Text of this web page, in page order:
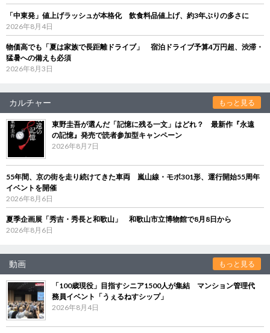
「中東発」値上げラッシュが本格化 飲食料品値上げ、約3年ぶりの多さに
2026年8月4日
物価高でも「夏は家族で長距離ドライブ」 宿泊ドライブ予算4万円超、渋滞・
猛暑への備えも必須
2026年8月3日
カルチャー もっと見る
東野圭吾が選んだ「記憶に残る一文」はどれ？ 最新作『永遠
の記憶』発売で読者参加型キャンペーン
2026年8月7日
55年間、京の街を走り続けてきた車両 嵐山線・モボ301形、運行開始55周年
イベントを開催
2026年8月6日
夏季企画展「秀吉・秀長と和歌山」 和歌山市立博物館で8月8日から
2026年8月6日
動画 もっと見る
「100歳現役」目指すシニア1500人が集結 マンション管理代
務員イベント「うぇるねすシップ」
2026年8月4日